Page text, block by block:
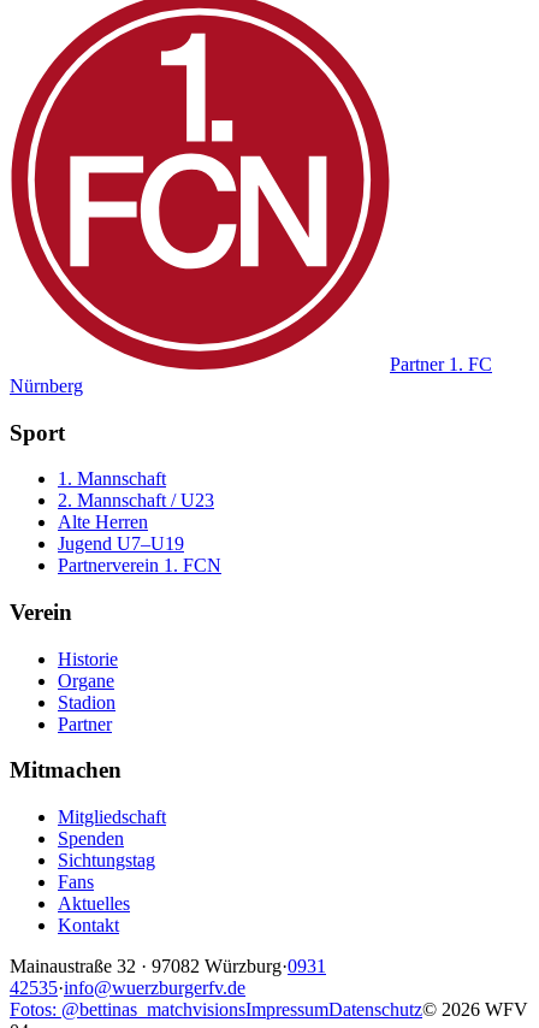
Partner 1. FC
Nürnberg
Sport
1. Mannschaft
2. Mannschaft / U23
Alte Herren
Jugend U7–U19
Partnerverein 1. FCN
Verein
Historie
Organe
Stadion
Partner
Mitmachen
Mitgliedschaft
Spenden
Sichtungstag
Fans
Aktuelles
Kontakt
Mainaustraße 32 · 97082 Würzburg·0931
42535·info@wuerzburgerfv.de
Fotos: @bettinas_matchvisionsImpressumDatenschutz© 2026 WFV